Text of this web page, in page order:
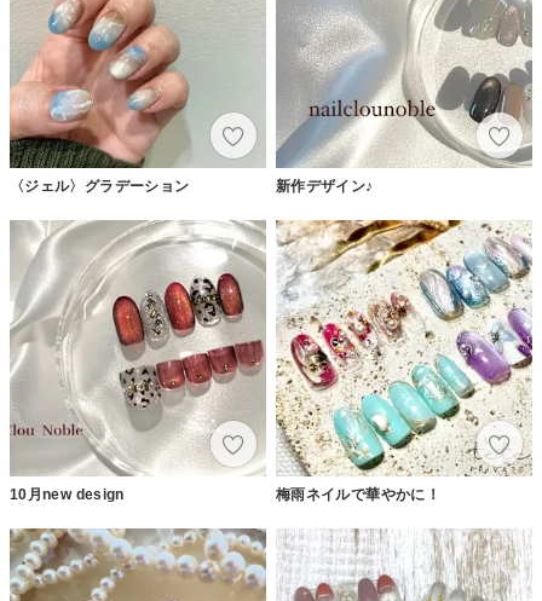
〈ジェル〉グラデーション 新作デザイン♪
10月new design 梅雨ネイルで華やかに！